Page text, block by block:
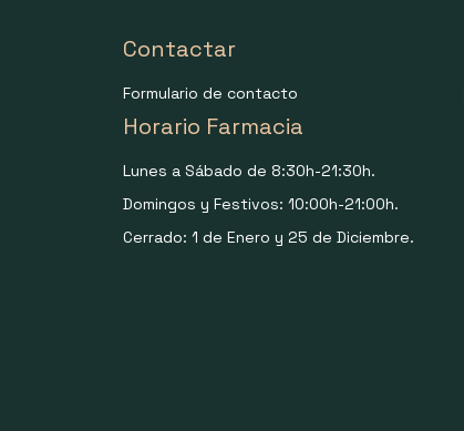
Contactar
Formulario de contacto
Horario Farmacia
Lunes a Sábado de 8:30h-21:30h.
Domingos y Festivos: 10:00h-21:00h.
Cerrado: 1 de Enero y 25 de Diciembre.